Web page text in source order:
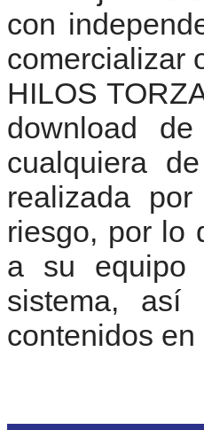
con
comercializar
HILOS
download
cualquiera
realizada
riesgo, por lo
a su equipo
sistema,
contenidos